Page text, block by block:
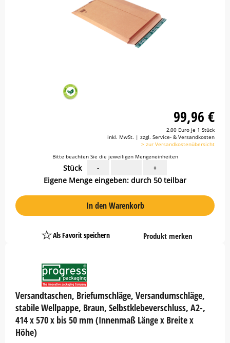
Versandtaschen, Briefumschläge, Versandumschläge,
stabile Wellpappe, Braun, Selbstklebeverschluss, A2-,
414 x 570 x bis 50 mm (Innenmaß Länge x Breite x
Höhe)
99,96 €
2,00 Euro je 1 Stück
inkl. MwSt. | zzgl. Service- & Versandkosten
> zur Versandkostenübersicht
Bitte beachten Sie die jeweiligen Mengeneinheiten
Stück - +
Eigene Menge eingeben: durch 50 teilbar
In den Warenkorb
Als Favorit speichern
PlatzhalterProdukt merken